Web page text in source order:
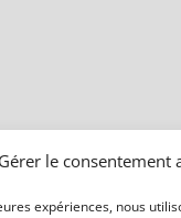
Gérer le consentement
expériences, nous